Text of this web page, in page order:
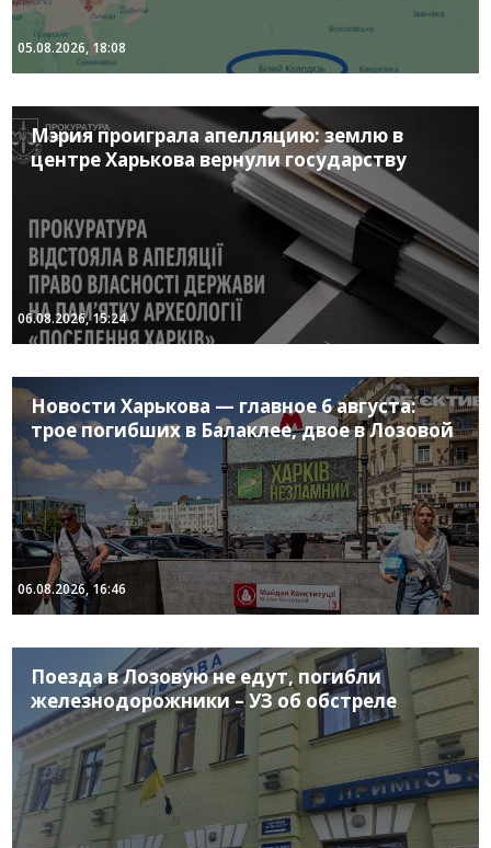
05.08.2026, 18:08
Мэрия проиграла апелляцию: землю в
центре Харькова вернули государству
06.08.2026, 15:24
Новости Харькова — главное 6 августа:
трое погибших в Балаклее, двое в Лозовой
06.08.2026, 16:46
Поезда в Лозовую не едут, погибли
железнодорожники – УЗ об обстреле